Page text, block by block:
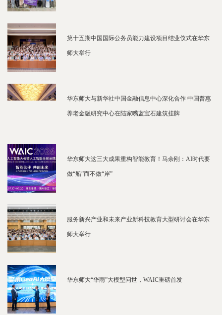
第十五期中国国际公务员能力建设项目结业仪式在华东
师大举行
华东师大与新华社中国金融信息中心深化合作 中国普惠
养老金融研究中心在陆家嘴蓝宝石建筑挂牌
华东师大这三大成果重构智能教育！马余刚：AI时代要
做“船”而不做“岸”
服务新兴产业和未来产业新科技教育大型研讨会在华东
师大举行
华东师大“华雨”大模型问世，WAIC重磅首发